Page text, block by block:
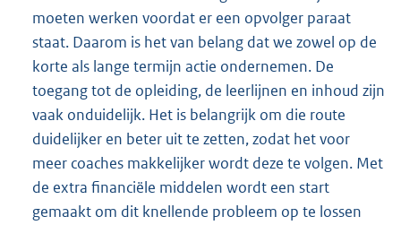
moeten werken voordat er een opvolger paraat
staat. Daarom is het van belang dat we zowel op de
korte als lange termijn actie ondernemen. De
toegang tot de opleiding, de leerlijnen en inhoud zijn
vaak onduidelijk. Het is belangrijk om die route
duidelijker en beter uit te zetten, zodat het voor
meer coaches makkelijker wordt deze te volgen. Met
de extra financiële middelen wordt een start
gemaakt om dit knellende probleem op te lossen